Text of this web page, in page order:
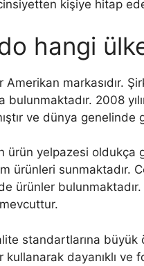
kişiye hitap
hangi
Amerikan markasıdır.
bulunmaktadır. 2008
ve dünya
ürün yelpazesi oldukça
ürünleri
ürünler
standartlarına büyük
kullanarak dayanıklı ve